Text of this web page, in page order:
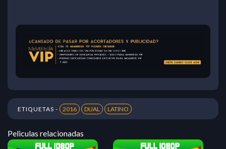
ETIQUETAS - 2016 DUAL LATINO
Peliculas relacionadas